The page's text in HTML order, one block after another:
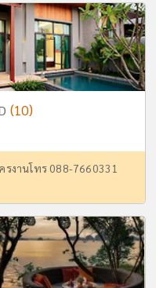
(10)
งานโทร 088-7660331